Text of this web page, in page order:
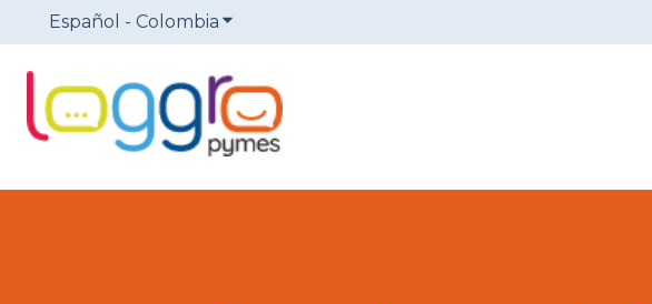
Español - Colombia Traducciones de Mostrar submenú de